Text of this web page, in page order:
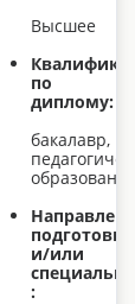
Высшее
по
диплому:
бакалавр,
подготовки
и/или
: